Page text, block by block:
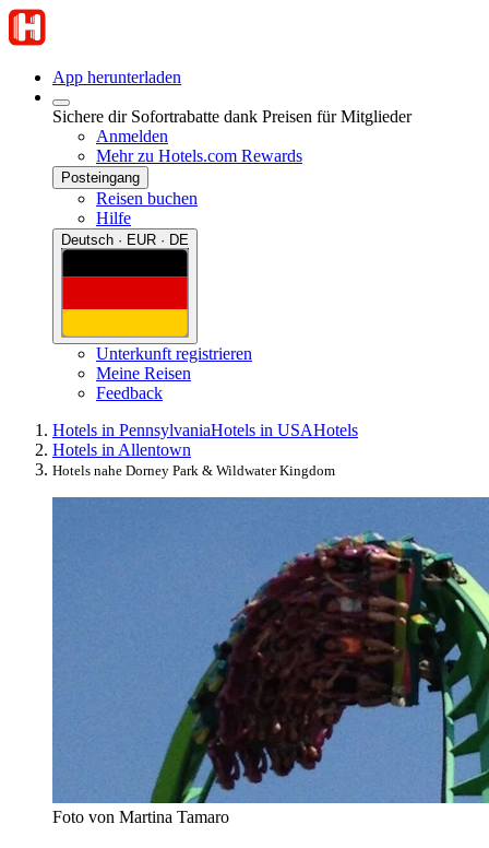
App herunterladen
Sichere dir Sofortrabatte dank Preisen für Mitglieder
Anmelden
Mehr zu Hotels.com Rewards
Posteingang
Reisen buchen
Hilfe
Deutsch · EUR · DE
Unterkunft registrieren
Meine Reisen
Feedback
Hotels in PennsylvaniaHotels in USAHotels
Hotels in Allentown
Hotels nahe Dorney Park & Wildwater Kingdom
Foto von Martina Tamaro